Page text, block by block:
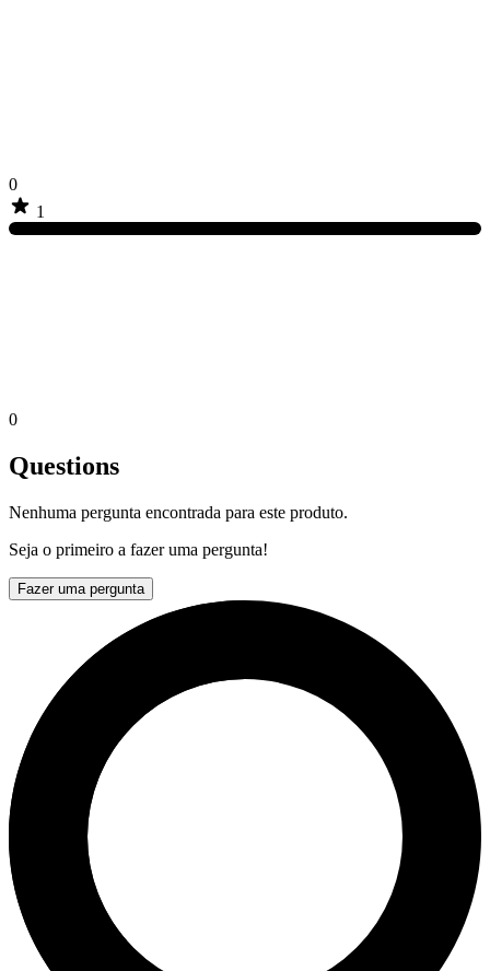
0
1
0
Questions
Nenhuma pergunta encontrada para este produto.
Seja o primeiro a fazer uma pergunta!
Fazer uma pergunta